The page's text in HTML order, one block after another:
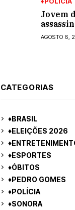
Jovem
Rio
AGOSTO 6,
CATEGORIAS
♦BRASIL
♦ELEIÇÕES 2026
♦ESPORTES
♦ÓBITOS
♦PEDRO GOMES
♦POLÍCIA
♦SONORA